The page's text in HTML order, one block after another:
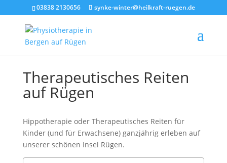
03838 2130656 synke-winter@heilkraft-ruegen.de
Therapeutisches Reiten
auf Rügen
Hippotherapie oder Therapeutisches Reiten für
Kinder (und für Erwachsene) ganzjährig erleben auf
unserer schönen Insel Rügen.